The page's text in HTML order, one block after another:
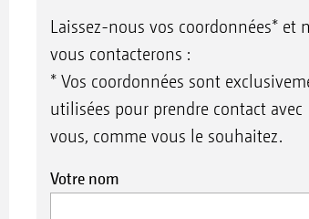
Laissez-nous vos coordonnées* et
vous contacterons :
* Vos coordonnées sont
utilisées pour prendre contact avec
vous, comme vous le souhaitez.
Votre nom